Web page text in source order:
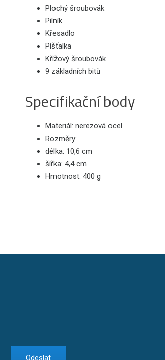
Plochý šroubovák
Pilník
Křesadlo
Píšťalka
Křížový šroubovák
9 základních bitů
Specifikační body
Materiál: nerezová ocel
Rozměry:
délka: 10,6 cm
šířka: 4,4 cm
Hmotnost: 400 g
Odeslat